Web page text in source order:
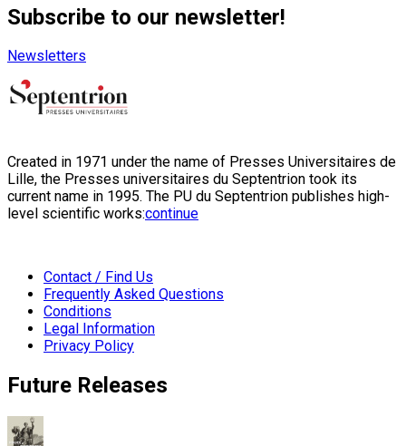
Subscribe to our newsletter!
Newsletters
Created in 1971 under the name of Presses Universitaires de
Lille, the Presses universitaires du Septentrion took its
current name in 1995. The PU du Septentrion publishes high-
level scientific works:continue
Contact / Find Us
Frequently Asked Questions
Conditions
Legal Information
Privacy Policy
Future Releases